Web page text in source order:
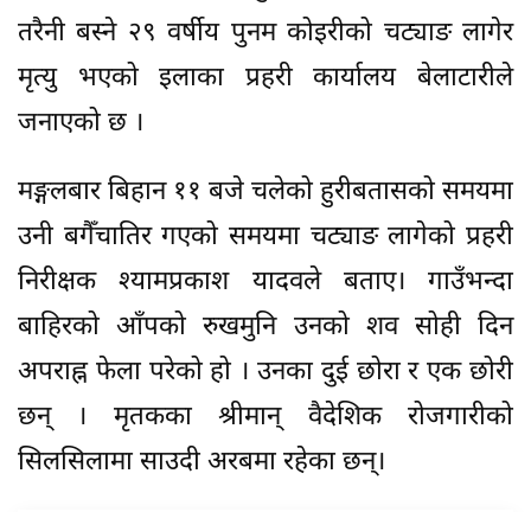
तरैनी बस्ने २९ वर्षीय पुनम कोइरीको चट्याङ लागेर
मृत्यु भएको इलाका प्रहरी कार्यालय बेलाटारीले
जनाएको छ ।
मङ्गलबार बिहान ११ बजे चलेको हुरीबतासको समयमा
उनी बगैँचातिर गएको समयमा चट्याङ लागेको प्रहरी
निरीक्षक श्यामप्रकाश यादवले बताए। गाउँभन्दा
बाहिरको आँपको रुखमुनि उनको शव सोही दिन
अपराह्न फेला परेको हो । उनका दुई छोरा र एक छोरी
छन् । मृतकका श्रीमान् वैदेशिक रोजगारीको
सिलसिलामा साउदी अरबमा रहेका छन्।